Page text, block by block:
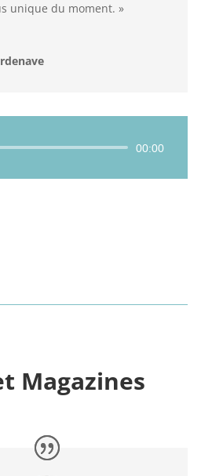
unique du moment. »
Lecteur
00:00
Magazines